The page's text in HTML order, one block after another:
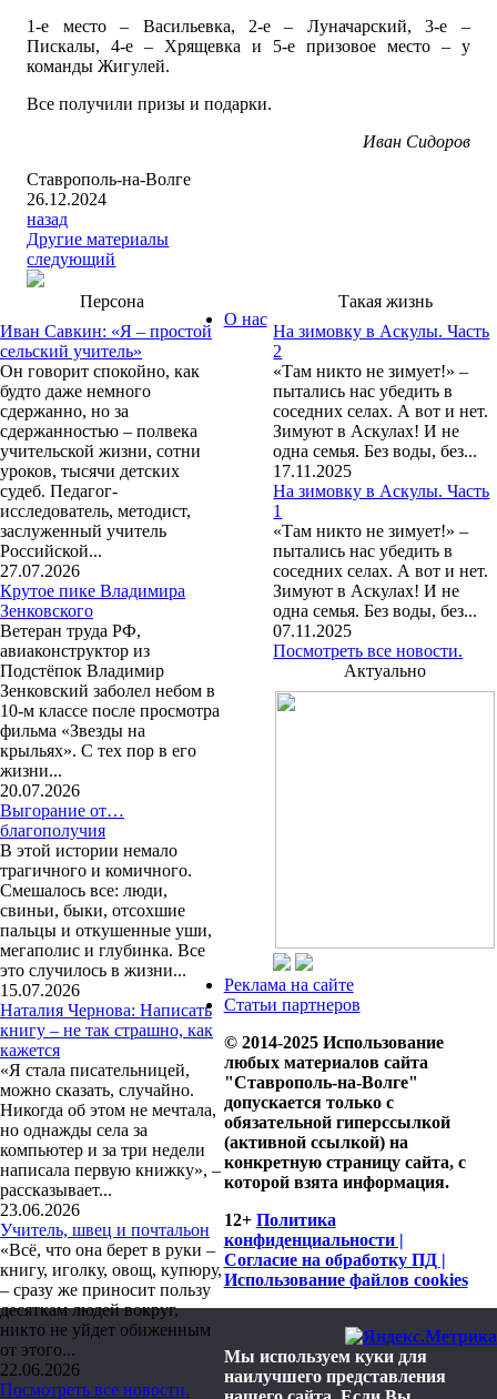
1-е место – Васильевка, 2-е – Луначарский, 3-е –
Пискалы, 4-е – Хрящевка и 5-е призовое место – у
команды Жигулей.
Все получили призы и подарки.
Иван Сидоров
Ставрополь-на-Волге
26.12.2024
назад
Другие материалы
следующий
Персона
Иван Савкин: «Я – простой
сельский учитель»
Он говорит спокойно, как
будто даже немного
сдержанно, но за
сдержанностью – полвека
учительской жизни, сотни
уроков, тысячи детских
судеб. Педагог-
исследователь, методист,
заслуженный учитель
Российской...
27.07.2026
Крутое пике Владимира
Зенковского
Ветеран труда РФ,
авиаконструктор из
Подстёпок Владимир
Зенковский заболел небом в
10-м классе после просмотра
фильма «Звезды на
крыльях». С тех пор в его
жизни...
20.07.2026
Выгорание от…
благополучия
В этой истории немало
трагичного и комичного.
Смешалось все: люди,
свиньи, быки, отсохшие
пальцы и откушенные уши,
мегаполис и глубинка. Все
это случилось в жизни...
15.07.2026
Наталия Чернова: Написать
книгу – не так страшно, как
кажется
«Я стала писательницей,
можно сказать, случайно.
Никогда об этом не мечтала,
но однажды села за
компьютер и за три недели
написала первую книжку», –
рассказывает...
23.06.2026
Учитель, швец и почтальон
«Всё, что она берет в руки –
книгу, иголку, овощ, купюру,
– сразу же приносит пользу
десяткам людей вокруг,
никто не уйдет обиженным
от этого...
22.06.2026
Посмотреть все новости.
Такая жизнь
На зимовку в Аскулы. Часть
2
«Там никто не зимует!» –
пытались нас убедить в
соседних селах. А вот и нет.
Зимуют в Аскулах! И не
одна семья. Без воды, без...
17.11.2025
На зимовку в Аскулы. Часть
1
«Там никто не зимует!» –
пытались нас убедить в
соседних селах. А вот и нет.
Зимуют в Аскулах! И не
одна семья. Без воды, без...
07.11.2025
Посмотреть все новости.
Актуально
О нас
Реклама на сайте
Статьи партнеров
© 2014-2025 Использование
любых материалов сайта
"Ставрополь-на-Волге"
допускается только с
обязательной гиперссылкой
(активной ссылкой) на
конкретную страницу сайта, с
которой взята информация.
12+ Политика
конфиденциальности |
Согласие на обработку ПД |
Использование файлов cookies
Мы используем куки для
наилучшего представления